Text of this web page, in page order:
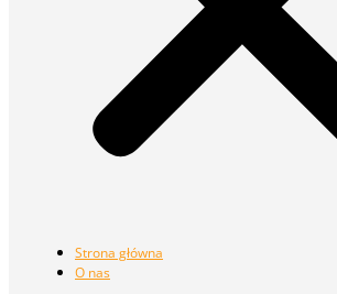
Strona główna
O nas